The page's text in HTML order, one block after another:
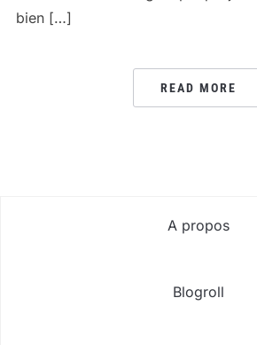
bien […]
READ MORE
A propos
Blogroll